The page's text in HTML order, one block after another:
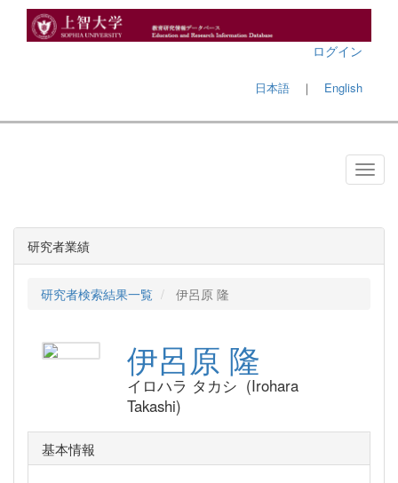
ログイン
日本語 ｜ English
研究者業績
研究者検索結果一覧 伊呂原 隆
伊呂原 隆
イロハラ タカシ (Irohara
Takashi)
基本情報